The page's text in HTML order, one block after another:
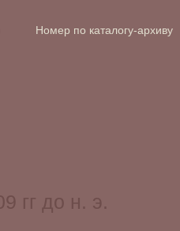
Номер по каталогу-архиву